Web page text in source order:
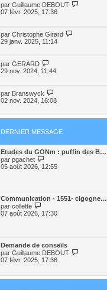
par Guillaume DEBOUT
07 févr. 2025, 17:36
par Christophe Girard
29 janv. 2025, 11:14
par GERARD
29 nov. 2024, 11:44
par Branswyck
02 nov. 2024, 16:08
DERNIER MESSAGE
Etudes du GONm : puffin des B…
par pgachet
o
d
r
r
m
e
s
a
05 août 2026, 12:55
Communication - 1551- cigogne…
par collette
o
d
e
r
i
07 août 2026, 17:30
Demande de conseils
par Guillaume DEBOUT
l
07 févr. 2025, 17:36